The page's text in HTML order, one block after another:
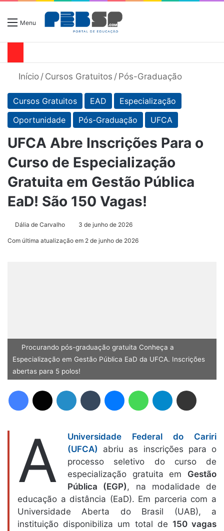
Menu
Início / Cursos Gratuitos / Pós-Graduação
Cursos Gratuitos EAD
Especialização
Oportunidade
Pós-Graduação UFCA
UFCA Abre Inscrições Para o
Curso de Especialização
Gratuita em Gestão Pública
EaD! São 150 Vagas!
Dália de Carvalho 3 de junho de 2026
Com última atualização em 2 de junho de 2026
Procurando pós-graduação gratuita Conheça a
Especialização em Gestão Pública EaD da UFCA. Inscrições
abertas para 5 polos!
A
Universidade Federal do Cariri
(UFCA) abriu as inscrições para o
processo seletivo do curso de
especialização gratuita em Gestão
Pública (EGP), na modalidade de
educação a distância (EaD). Em parceria com a
Universidade Aberta do Brasil (UAB), a
instituição disponibiliza um total de 150 vagas